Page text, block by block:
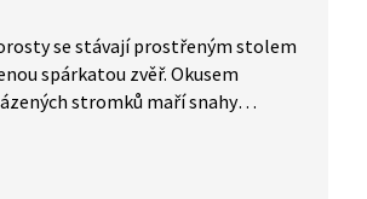
se stávají prostřeným stolem
spárkatou zvěř. Okusem
stromků maří snahy
lokality je ale možné